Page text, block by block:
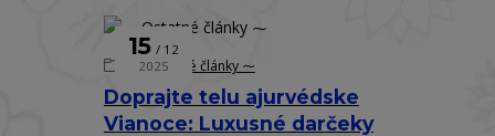
Doprajte telu ajurvédske
Vianoce: Luxusné darčeky
15
12
2025
⁓ Ostatné články ⁓